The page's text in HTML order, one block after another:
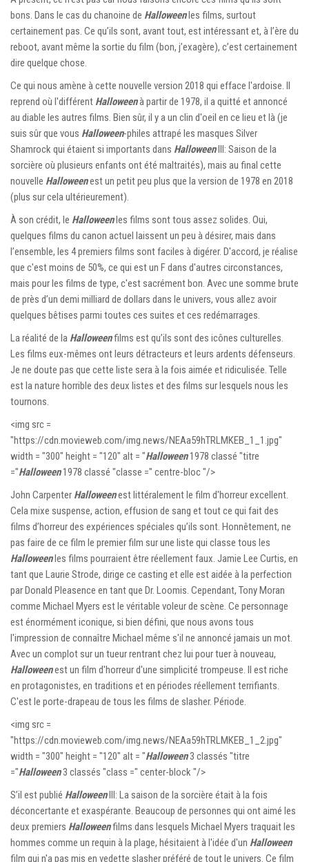
bons. Dans le cas du chanoine de Halloweenles films, surtout
certainement pas. Ce qu’ils sont, avant tout, est intéressant et, à l’ère du
reboot, avant même la sortie du film (bon, j’exagère), c’est certainement
dire quelque chose.
Ce qui nous amène à cette nouvelle version 2018 qui efface l'ardoise. Il
reprend où l'différent Halloweenà partir de 1978, il a quitté et annoncé
au diable les autres films. Bien sûr, il y a un clin d'oeil en ce lieu et là (je
suis sûr que vous Halloween-philes attrapé les masques Silver
Shamrock qui étaient si importants dans HalloweenIII: Saison de la
sorcière où plusieurs enfants ont été maltraités), mais au final cette
nouvelle Halloweenest un petit peu plus que la version de 1978 en 2018
(plus sur cela ultérieurement).
À son crédit, le Halloweenles films sont tous assez solides. Oui,
quelques films du canon actuel laissent un peu à désirer, mais dans
l’ensemble, les 4 premiers films sont faciles à digérer. D'accord, je réalise
que c'est moins de 50%, ce qui est un F dans d'autres circonstances,
mais pour les films de type, c'est sacrément bon. Avec une somme brute
de près d’un demi milliard de dollars dans le univers, vous allez avoir
quelques bêtises parmi toutes ces suites et ces redémarrages.
La réalité de la Halloweenfilms est qu’ils sont des icônes culturelles.
Les films eux-mêmes ont leurs détracteurs et leurs ardents défenseurs.
Je ne doute pas que cette liste sera à la fois aimée et ridiculisée. Telle
est la nature horrible des deux listes et des films sur lesquels nous les
tournons.
<img src =
"https://cdn.movieweb.com/img.news/NEAa59hTRLMKEB_1_1.jpg"
width = "300" height = "120" alt = "Halloween1978 classé "titre
="Halloween1978 classé "classe =" centre-bloc "/>
John Carpenter Halloweenest littéralement le film d'horreur excellent.
Cela mixe suspense, action, effusion de sang et tout ce qui fait des
films d’horreur des expériences spéciales qu’ils sont. Honnêtement, ne
pas faire de ce film le premier film sur une liste qui classe tous les
Halloweenles films pourraient être réellement faux. Jamie Lee Curtis, en
tant que Laurie Strode, dirige ce casting et elle est aidée à la perfection
par Donald Pleasence en tant que Dr. Loomis. Cependant, Tony Moran
comme Michael Myers est le véritable voleur de scène. Ce personnage
est énormément iconique, si bien défini, que nous avons tous
l'impression de connaître Michael même s'il ne annoncé jamais un mot.
Avec un complot sur un tueur rentrant chez lui pour tuer à nouveau,
Halloweenest un film d'horreur d'une simplicité trompeuse. Il est riche
en protagonistes, en traditions et en périodes réellement terrifiants.
C'est le porte-drapeau de tous les films de slasher. Période.
<img src =
"https://cdn.movieweb.com/img.news/NEAa59hTRLMKEB_1_2.jpg"
width = "300" height = "120" alt = "Halloween3 classés "titre
="Halloween3 classés "class =" center-block "/>
S’il est publié HalloweenIII: La saison de la sorcière était à la fois
déconcertante et exaspérante. Beaucoup de personnes qui ont aimé les
deux premiers Halloweenfilms dans lesquels Michael Myers traquait les
hommes comme un requin à la plage, hésitaient à l'idée d'un Halloween
film qui n'a pas mis en vedette slasher préféré de tout le univers. Ce film